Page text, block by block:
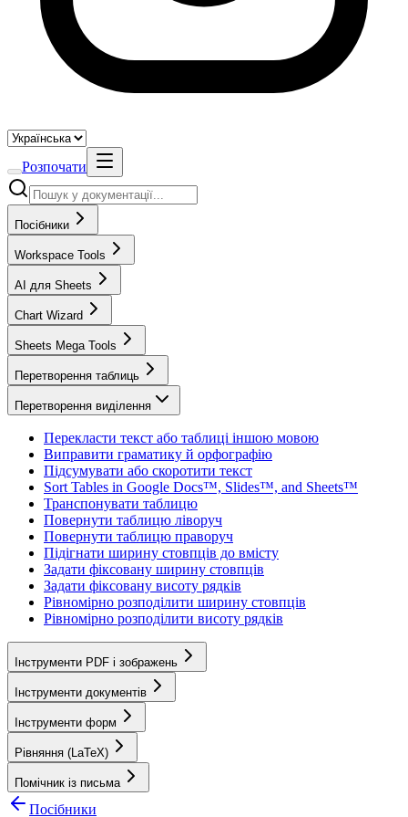
Розпочати
Посібники
Workspace Tools
AI для Sheets
Chart Wizard
Sheets Mega Tools
Перетворення таблиць
Перетворення виділення
Перекласти текст або таблиці іншою мовою
Виправити граматику й орфографію
Підсумувати або скоротити текст
Sort Tables in Google Docs™, Slides™, and Sheets™
Транспонувати таблицю
Повернути таблицю ліворуч
Повернути таблицю праворуч
Підігнати ширину стовпців до вмісту
Задати фіксовану ширину стовпців
Задати фіксовану висоту рядків
Рівномірно розподілити ширину стовпців
Рівномірно розподілити висоту рядків
Інструменти PDF і зображень
Інструменти документів
Інструменти форм
Рівняння (LaTeX)
Помічник із письма
Посібники